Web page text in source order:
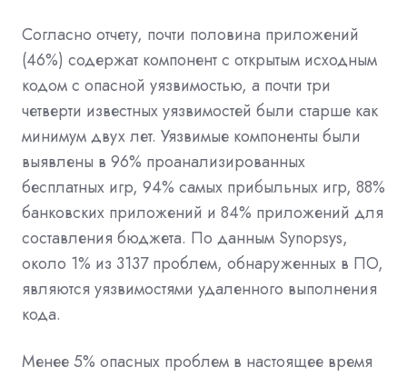
Согласно отчету, почти половина приложений
(46%) содержат компонент с открытым исходным
кодом с опасной уязвимостью, а почти три
четверти известных уязвимостей были старше как
минимум двух лет. Уязвимые компоненты были
выявлены в 96% проанализированных
бесплатных игр, 94% самых прибыльных игр, 88%
банковских приложений и 84% приложений для
составления бюджета. По данным Synopsys,
около 1% из 3137 проблем, обнаруженных в ПО,
являются уязвимостями удаленного выполнения
кода.
Менее 5% опасных проблем в настоящее время